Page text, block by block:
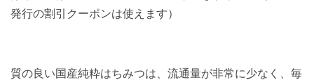
発行の割引クーポンは使えます）
質の良い国産純粋はちみつは、流通量が非常に少なく、毎